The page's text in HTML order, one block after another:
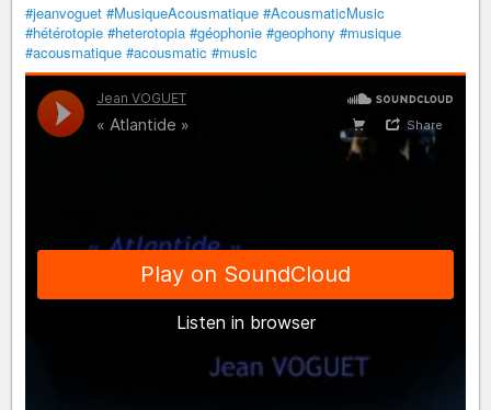
#jeanvoguet #MusiqueAcousmatique #AcousmaticMusic
#hétérotopie #heterotopia #géophonie #geophony #musique
#acousmatique #acousmatic #music